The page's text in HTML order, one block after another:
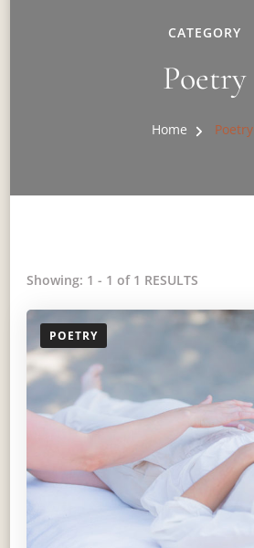
CATEGORY
Poetry
Home Poetry
Showing: 1 - 1 of 1 RESULTS
POETRY